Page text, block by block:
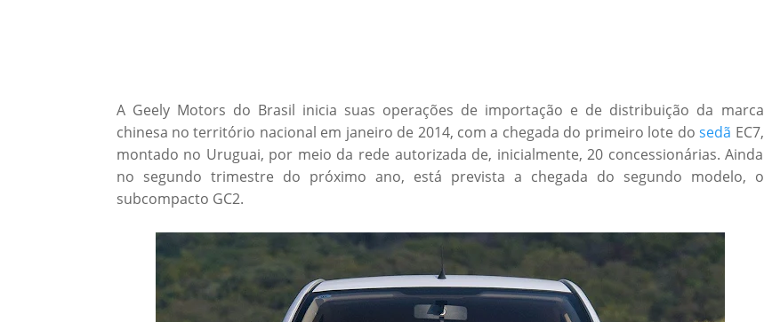
A Geely Motors do Brasil inicia suas operações de importação e de distribuição da marca
chinesa no território nacional em janeiro de 2014, com a chegada do primeiro lote dosedã EC7,
montado no Uruguai, por meio da rede autorizada de, inicialmente, 20 concessionárias. Ainda
no segundo trimestre do próximo ano, está prevista a chegada do segundo modelo, o
subcompacto GC2.